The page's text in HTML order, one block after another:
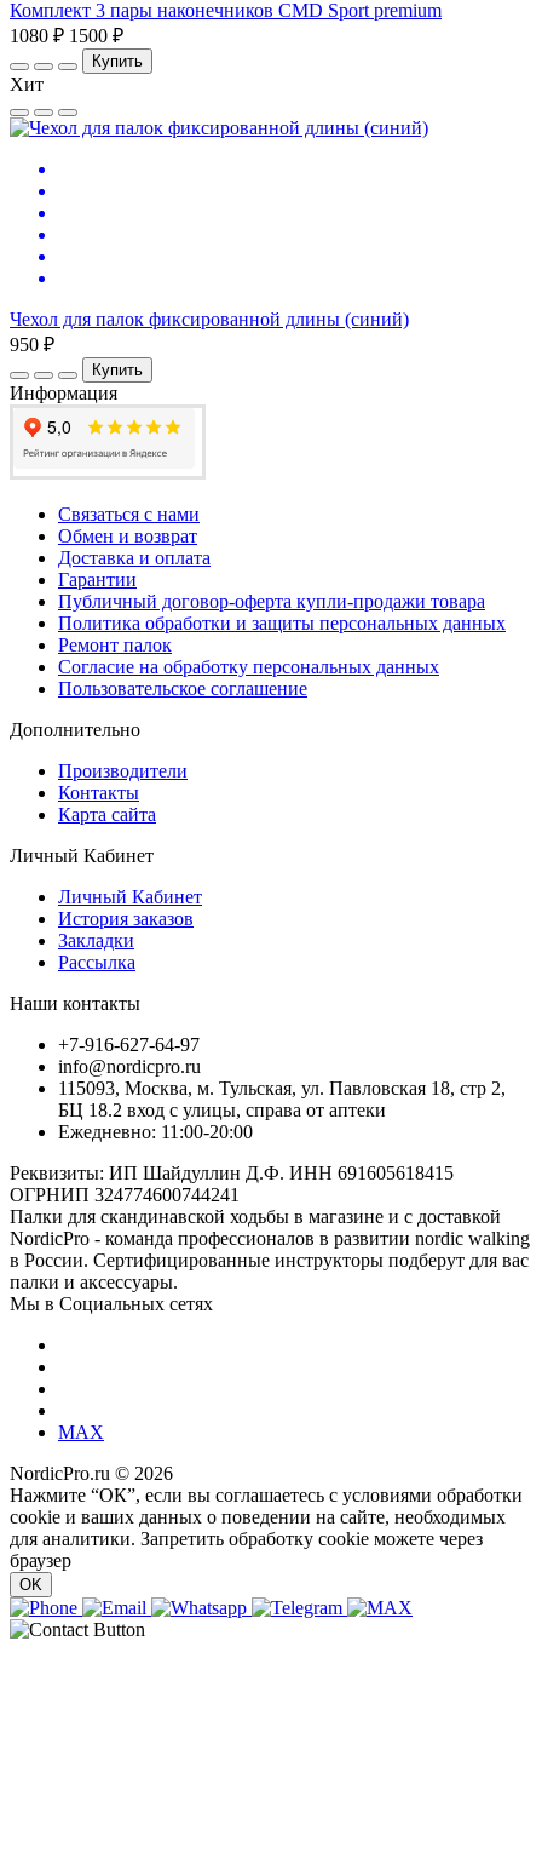
Комплект 3 пары наконечников CMD Sport premium
1080 ₽ 1500 ₽
Купить
Хит
Чехол для палок фиксированной длины (синий)
950 ₽
Купить
Информация
Связаться с нами
Обмен и возврат
Доставка и оплата
Гарантии
Публичный договор-оферта купли-продажи товара
Политика обработки и защиты персональных данных
Ремонт палок
Согласие на обработку персональных данных
Пользовательское соглашение
Дополнительно
Производители
Контакты
Карта сайта
Личный Кабинет
Личный Кабинет
История заказов
Закладки
Рассылка
Наши контакты
+7-916-627-64-97
info@nordicpro.ru
115093, Москва, м. Тульская, ул. Павловская 18, стр 2,
БЦ 18.2 вход с улицы, справа от аптеки
Ежедневно: 11:00-20:00
Реквизиты: ИП Шайдуллин Д.Ф. ИНН 691605618415
ОГРНИП 324774600744241
Палки для скандинавской ходьбы в магазине и с доставкой
NordicPro - команда профессионалов в развитии nordic walking
в России. Сертифицированные инструкторы подберут для вас
палки и аксессуары.
Мы в Социальных сетях
MAX
NordicPro.ru © 2026
Нажмите “ОК”, если вы соглашаетесь с условиями обработки
cookie и ваших данных о поведении на сайте, необходимых
для аналитики. Запретить обработку cookie можете через
браузер
OK